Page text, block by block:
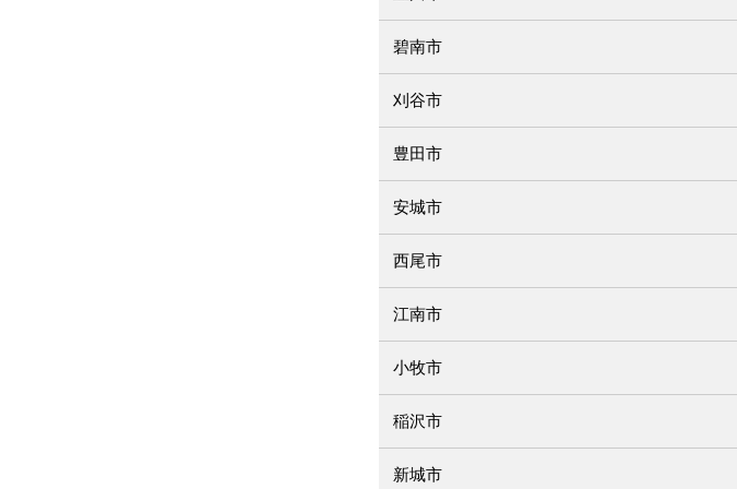
碧南市
刈谷市
豊田市
安城市
西尾市
江南市
小牧市
稲沢市
新城市